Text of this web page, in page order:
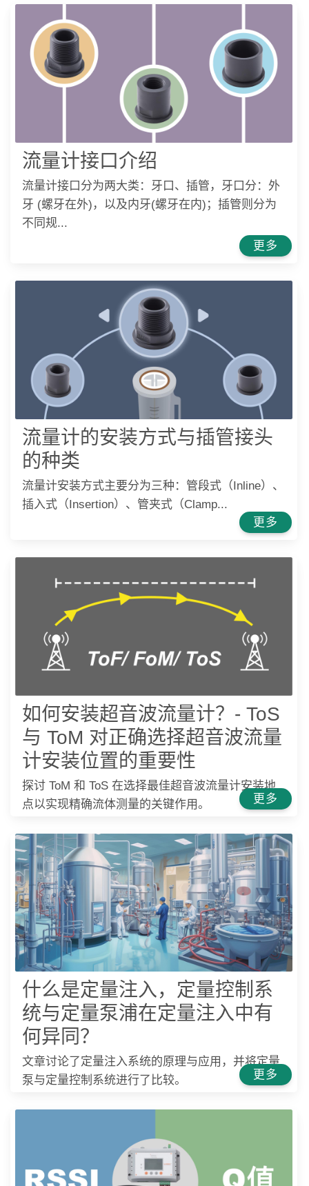
流量计接口介绍
流量计接口分为两大类：牙口、插管，牙口分：外
牙 (螺牙在外)，以及内牙(螺牙在内)；插管则分为
不同规...
更多
流量计的安装方式与插管接头
的种类
流量计安装方式主要分为三种：管段式（Inline）、
插入式（Insertion）、管夹式（Clamp...
更多
如何安装超音波流量计？- ToS
与 ToM 对正确选择超音波流量
计安装位置的重要性
探讨 ToM 和 ToS 在选择最佳超音波流量计安装地
点以实现精确流体测量的关键作用。
更多
什么是定量注入，定量控制系
统与定量泵浦在定量注入中有
何异同？
文章讨论了定量注入系统的原理与应用，并将定量
泵与定量控制系统进行了比较。
更多